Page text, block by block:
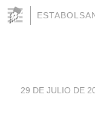
29 DE JULIO DE